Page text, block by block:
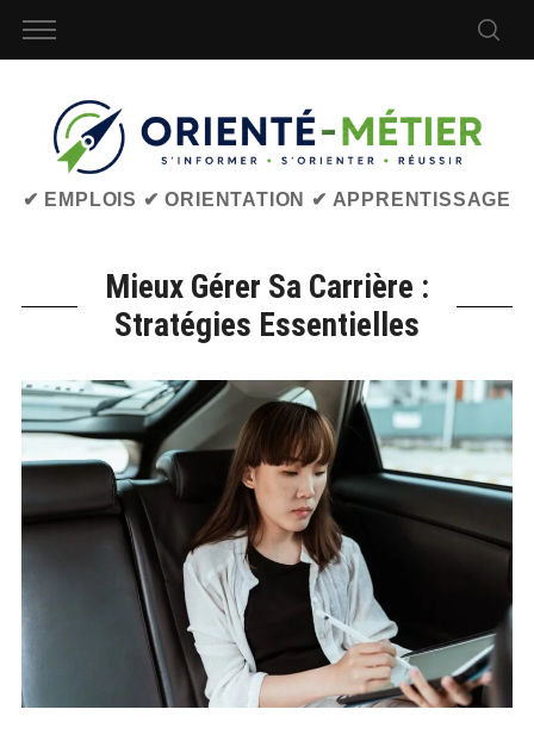
✔ EMPLOIS ✔ ORIENTATION ✔ APPRENTISSAGE
Mieux Gérer Sa Carrière :
Stratégies Essentielles